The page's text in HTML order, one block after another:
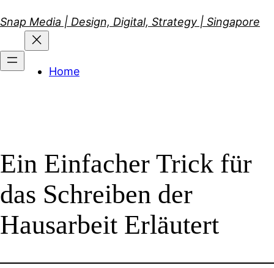
to
content
Snap Media | Design, Digital, Strategy | Singapore
Home
Ein Einfacher Trick für
das Schreiben der
Hausarbeit Erläutert